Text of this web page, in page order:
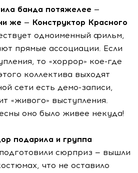
банда потяжелее —
же — Конструктор Красного
одноименный фильм,
прямые ассоциации. Если
то «хоррор» кое-где
коллектива выходят
сети есть демо-записи,
«живого» выступления.
оно было живее некуда!
подарила и группа
сюрприз — вышли
что не оставило